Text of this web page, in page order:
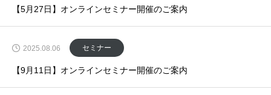
【5月27日】オンラインセミナー開催のご案内
2025.08.06 セミナー
【9月11日】オンラインセミナー開催のご案内